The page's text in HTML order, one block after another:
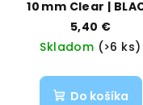
10 mm Clear |
LEAF | VAPORAMA
5,40 €
Skladom (>6 ks)
Do košíka